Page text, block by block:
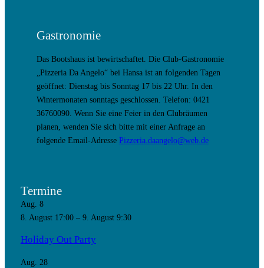
Gastronomie
Das Bootshaus ist bewirtschaftet. Die Club-Gastronomie
„Pizzeria Da Angelo“ bei Hansa ist an folgenden Tagen
geöffnet: Dienstag bis Sonntag 17 bis 22 Uhr. In den
Wintermonaten sonntags geschlossen. Telefon: 0421
36760090. Wenn Sie eine Feier in den Clubräumen
planen, wenden Sie sich bitte mit einer Anfrage an
folgende Email-Adresse Pizzeria.daangelo@web.de
Termine
Aug. 8
8. August 17:00– 9. August 9:30
Holiday Out Party
Aug. 28